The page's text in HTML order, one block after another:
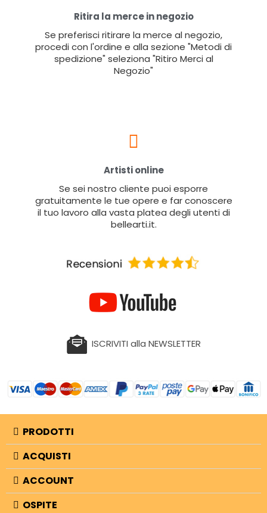
Ritira la merce in negozio
Se preferisci ritirare la merce al negozio,
procedi con l'ordine e alla sezione "Metodi di
spedizione" seleziona "Ritiro Merci al
Negozio"
Artisti online
Se sei nostro cliente puoi esporre
gratuitamente le tue opere e far conoscere
il tuo lavoro alla vasta platea degli utenti di
bellearti.it.
ISCRIVITI alla NEWSLETTER
PRODOTTI
ACQUISTI
ACCOUNT
OSPITE